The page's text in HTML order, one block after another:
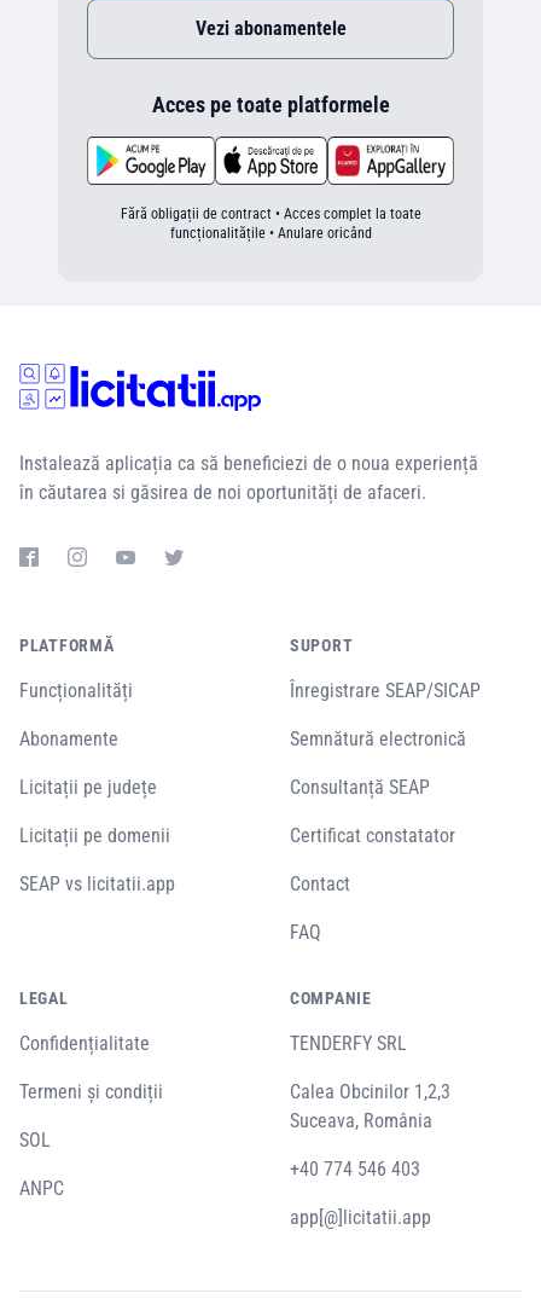
Vezi abonamentele
Acces pe toate platformele
Fără obligații de contract • Acces complet la toate
funcționalitățile • Anulare oricând
Instalează aplicația ca să beneficiezi de o noua experiență
în căutarea si găsirea de noi oportunități de afaceri.
PLATFORMĂ
Funcționalități
Abonamente
Licitații pe județe
Licitații pe domenii
SEAP vs licitatii.app
SUPORT
Înregistrare SEAP/SICAP
Semnătură electronică
Consultanță SEAP
Certificat constatator
Contact
FAQ
LEGAL
Confidențialitate
Termeni și condiții
SOL
ANPC
COMPANIE
TENDERFY SRL
Calea Obcinilor 1,2,3
Suceava, România
+40 774 546 403
app[@]licitatii.app